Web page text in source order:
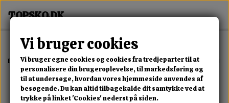
Forside Erotisk Kollektion Alle Produkter Javida - Warming &
Vi bruger cookies
Vi bruger egne cookies og cookies fra tredjeparter til at
personalisere din brugeroplevelse, til markedsføring og
til at undersøge, hvordan vores hjemmeside anvendes af
besøgende. Du kan altid tilbagekalde dit samtykke ved at
trykke på linket 'Cookies' nederst på siden.